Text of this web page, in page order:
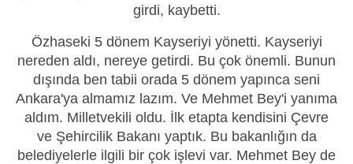
girdi, kaybetti.
Özhaseki 5 dönem Kayseriyi yönetti. Kayseriyi
nereden aldı, nereye getirdi. Bu çok önemli. Bunun
dışında ben tabii orada 5 dönem yapınca seni
Ankara'ya almamız lazım. Ve Mehmet Bey'i yanıma
aldım. Milletvekili oldu. İlk etapta kendisini Çevre
ve Şehircilik Bakanı yaptık. Bu bakanlığın da
belediyelerle ilgili bir çok işlevi var. Mehmet Bey de